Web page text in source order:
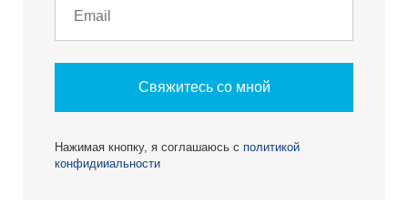
Свяжитесь со мной
Нажимая кнопку, я соглашаюсь с политикой
конфидииальности